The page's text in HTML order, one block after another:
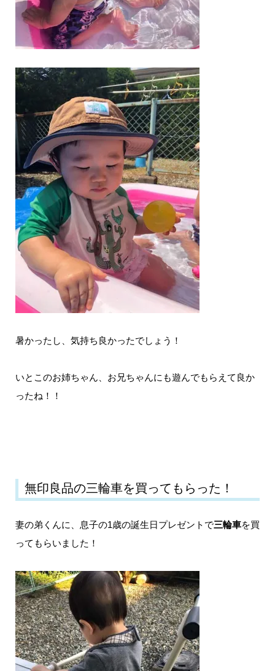
暑かったし、気持ち良かったでしょう！
いとこのお姉ちゃん、お兄ちゃんにも遊んでもらえて良か
ったね！！
無印良品の三輪車を買ってもらった！
妻の弟くんに、息子の1歳の誕生日プレゼントで三輪車を買
ってもらいました！